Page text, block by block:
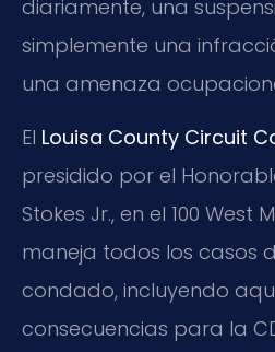
diariamente, una
simplemente una
una amenaza
El Louisa County Circuit
presidido por el
Stokes Jr., en el 100 West
maneja todos los casos
condado, incluyendo
consecuencias para la